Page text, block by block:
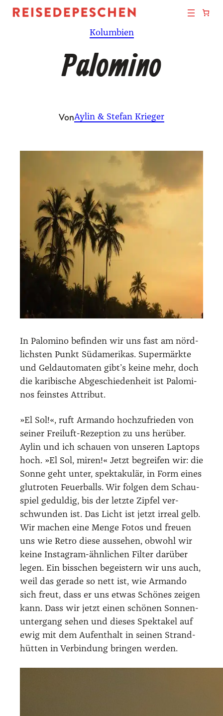
Zum
Kolumbien
Palomino
VonAylin & Stefan Krieger
In Palo­mi­no befin­den wir uns fast am nörd­
lichs­ten Punkt Süd­ame­ri­kas. Super­märk­te
und Geld­au­to­ma­ten gibt’s kei­ne mehr, doch
die kari­bi­sche Abge­schie­den­heit ist Palo­mi­
nos feins­tes Attri­but.
»El Sol!«, ruft Arman­do hoch­zu­frie­den von
sei­ner Frei­luft-Rezep­ti­on zu uns her­über.
Aylin und ich schau­en von unse­ren Lap­tops
hoch. »El Sol, miren!« Jetzt begrei­fen wir: die
Son­ne geht unter, spek­ta­ku­lär, in Form eines
glut­ro­ten Feu­er­balls. Wir fol­gen dem Schau­
spiel gedul­dig, bis der letz­te Zip­fel ver­
schwun­den ist. Das Licht ist jetzt irre­al gelb.
Wir machen eine Men­ge Fotos und freu­en
uns wie Retro die­se aus­se­hen, obwohl wir
kei­ne Insta­gram-ähn­li­chen Fil­ter dar­über
legen. Ein biss­chen begeis­tern wir uns auch,
weil das gera­de so nett ist, wie Arman­do
sich freut, dass er uns etwas Schö­nes zei­gen
kann. Dass wir jetzt einen schö­nen Son­nen­
un­ter­gang sehen und die­ses Spek­ta­kel auf
ewig mit dem Auf­ent­halt in sei­nen Strand­
hüt­ten in Ver­bin­dung brin­gen wer­den.